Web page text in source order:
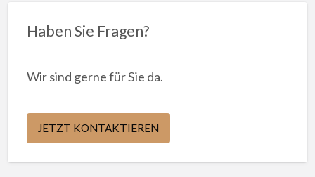
Haben Sie Fragen?
Wir sind gerne für Sie da.
JETZT KONTAKTIEREN